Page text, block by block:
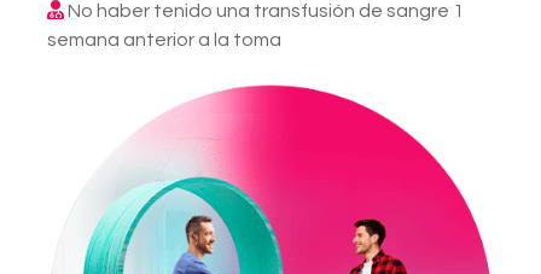
No haber tenido una transfusión de sangre 1
semana anterior a la toma